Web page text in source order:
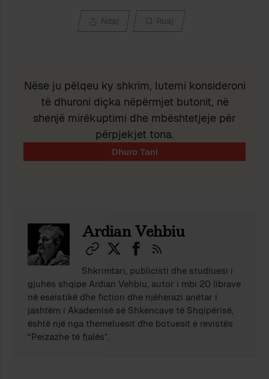
Ndaj Ruaj
Nëse ju pëlqeu ky shkrim, lutemi konsideroni
të dhuroni diçka nëpërmjet butonit, në
shenjë mirëkuptimi dhe mbështetjeje për
përpjekjet tona.
Ardian Vehbiu
Shkrimtari, publicisti dhe studiuesi i
gjuhës shqipe Ardian Vehbiu, autor i mbi 20 librave
në eseistikë dhe fiction dhe njëherazi anëtar i
jashtëm i Akademisë së Shkencave të Shqipërisë,
është një nga themeluesit dhe botuesit e revistës
“Peizazhe të fjalës”.